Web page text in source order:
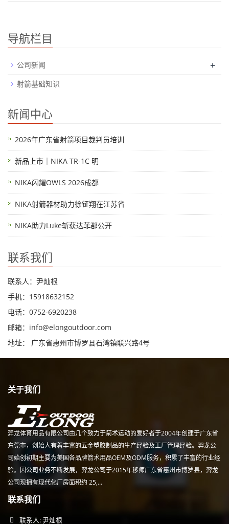
导航栏目
公司新闻 +
射箭基础知识
新闻中心
2026年广东省射箭项目裁判员培训
新品上市｜NIKA TR-1C 明
NIKA闪耀OWLS 2026成都
NIKA射箭器材助力徐钲翔在江苏省
NIKA助力Luke斩获达菲郡公开
联系我们
联系人：尹灿根
手机：15918632152
电话：0752-6920238
邮箱： info@elongoutdoor.com
地址： 广东省惠州市博罗县石湾镇联兴路4号
关于我们
羿龙体育用品有限公司由几个致力于箭术运动的爱好者于2004年创建于广东省
东莞市，创始人有着丰富的五金塑胶制品的生产经验及工厂管理经验。羿龙公
司始创初期主要为美国各品牌箭术用品OEM及ODM服务，积累了丰富的行业经
验。因公司业务不断发展，羿龙公司于2015年移师广东省惠州市博罗县，羿龙
公司现拥有现代化厂房面积约 25,...
联系我们
联系人: 尹灿根